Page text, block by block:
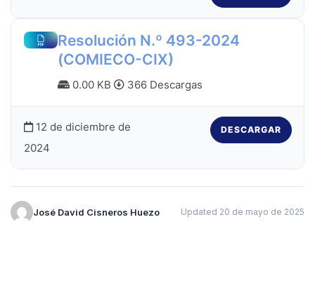
Resolución N.º 493-2024
(COMIECO-CIX)
0.00 KB 366 Descargas
12 de diciembre de
2024
DESCARGAR
José David Cisneros Huezo Updated 20 de mayo de 2025